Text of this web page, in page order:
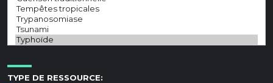
TYPE DE RESSOURCE: